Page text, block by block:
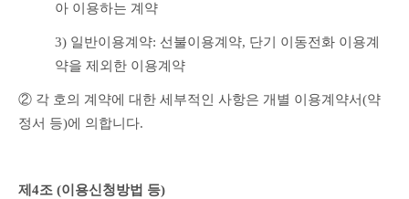
아 이용하는 계약
3) 일반이용계약: 선불이용계약, 단기 이동전화 이용계
약을 제외한 이용계약
② 각 호의 계약에 대한 세부적인 사항은 개별 이용계약서(약
정서 등)에 의합니다.
제4조 (이용신청방법 등)